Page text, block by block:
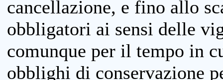
cancellazione, e fino allo
obbligatori ai sensi delle
comunque per il tempo in
obblighi di conservazione